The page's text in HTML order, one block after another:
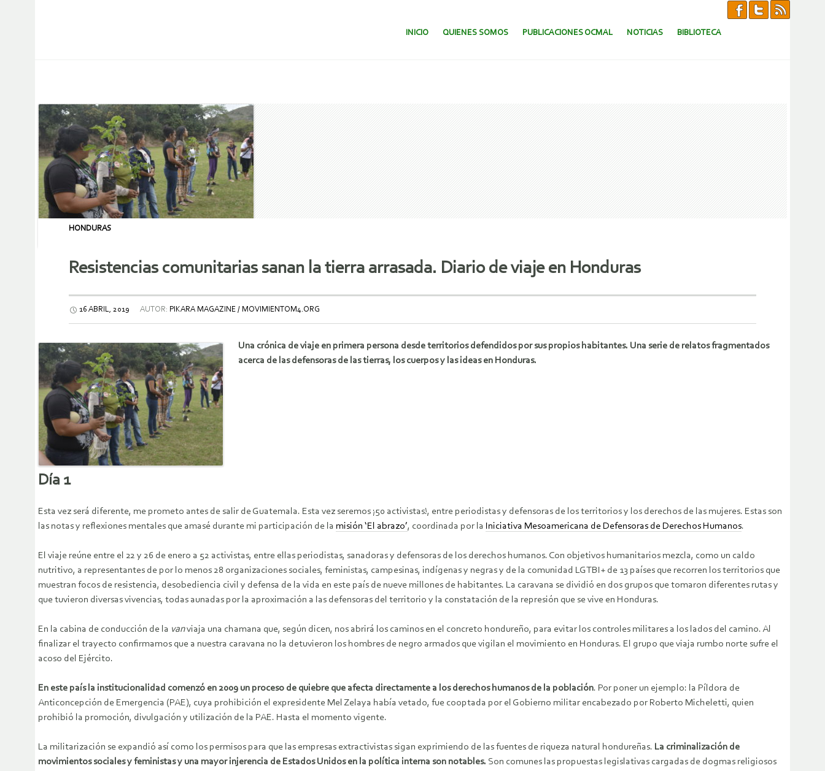
SALTAR AL CONTENIDO.
INICIO QUIENES SOMOS PUBLICACIONES OCMAL NOTICIAS BIBLIOTECA
HONDURAS
Resistencias comunitarias sanan la tierra arrasada. Diario de viaje en Honduras
16 ABRIL, 2019 AUTOR: PIKARA MAGAZINE / MOVIMIENTOM4.ORG
Una crónica de viaje en primera persona desde territorios defendidos por sus propios habitantes. Una serie de relatos fragmentados
acerca de las defensoras de las tierras, los cuerpos y las ideas en Honduras.
Día 1
Esta vez será diferente, me prometo antes de salir de Guatemala. Esta vez seremos ¡50 activistas!, entre periodistas y defensoras de los territorios y los derechos de las mujeres. Estas son
las notas y reflexiones mentales que amasé durante mi participación de la misión ‘El abrazo’, coordinada por la Iniciativa Mesoamericana de Defensoras de Derechos Humanos.
El viaje reúne entre el 22 y 26 de enero a 52 activistas, entre ellas periodistas, sanadoras y defensoras de los derechos humanos. Con objetivos humanitarios mezcla, como un caldo
nutritivo, a representantes de por lo menos 28 organizaciones sociales, feministas, campesinas, indígenas y negras y de la comunidad LGTBI+ de 13 países que recorren los territorios que
muestran focos de resistencia, desobediencia civil y defensa de la vida en este país de nueve millones de habitantes. La caravana se dividió en dos grupos que tomaron diferentes rutas y
que tuvieron diversas vivencias, todas aunadas por la aproximación a las defensoras del territorio y la constatación de la represión que se vive en Honduras.
En la cabina de conducción de la vanviaja una chamana que, según dicen, nos abrirá los caminos en el concreto hondureño, para evitar los controles militares a los lados del camino. Al
finalizar el trayecto confirmamos que a nuestra caravana no la detuvieron los hombres de negro armados que vigilan el movimiento en Honduras. El grupo que viaja rumbo norte sufre el
acoso del Ejército.
En este país la institucionalidad comenzó en 2009 un proceso de quiebre que afecta directamente a los derechos humanos de la población. Por poner un ejemplo: la Píldora de
Anticoncepción de Emergencia (PAE), cuya prohibición el expresidente Mel Zelaya había vetado, fue cooptada por el Gobierno militar encabezado por Roberto Micheletti, quien
prohibió la promoción, divulgación y utilización de la PAE. Hasta el momento vigente.
La militarización se expandió así como los permisos para que las empresas extractivistas sigan exprimiendo de las fuentes de riqueza natural hondureñas. La criminalización de
movimientos sociales y feministas y una mayor injerencia de Estados Unidos en la política interna son notables. Son comunes las propuestas legislativas cargadas de dogmas religiosos